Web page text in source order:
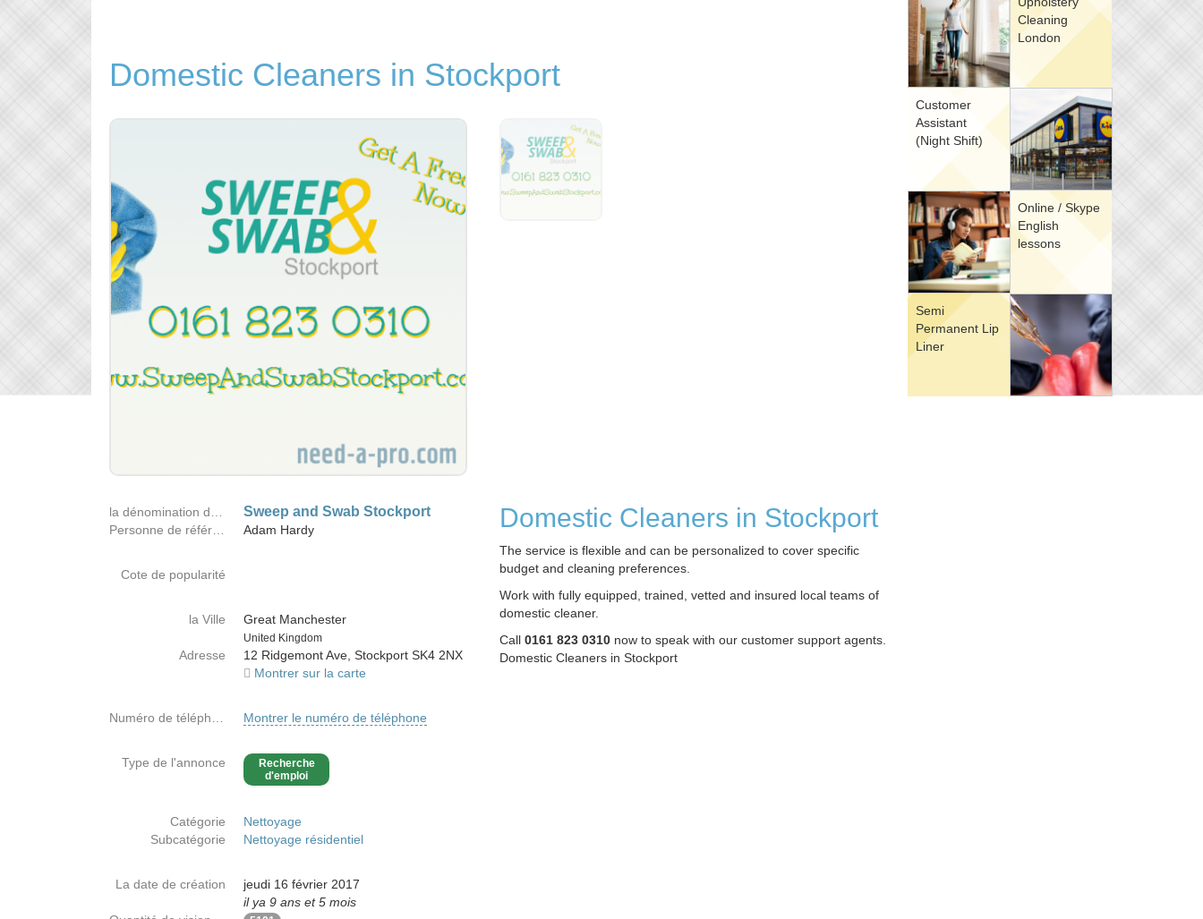
Cleaning
London
Customer
Assistant
(Night Shift)
Online / Skype
English
lessons
Semi
Permanent Lip
Liner
Domestic Cleaners in Stockport
Domestic Cleaners in Stockport
The service is flexible and can be personalized to cover specific
budget and cleaning preferences.
Work with fully equipped, trained, vetted and insured local teams of
domestic cleaner.
Call 0161 823 0310 now to speak with our customer support agents.
Domestic Cleaners in Stockport
Sweep and Swab Stockport
Adam Hardy
Cote de popularité
la Ville
Great Manchester
Country
United Kingdom
Adresse
12 Ridgemont Ave, Stockport SK4 2NX
Montrer sur la carte
Montrer le numéro de téléphone
Type de l'annonce
Recherche
d'emploi
Catégorie
Nettoyage
Subcatégorie
Nettoyage résidentiel
La date de création
jeudi 16 février 2017
il ya 9 ans et 5 mois